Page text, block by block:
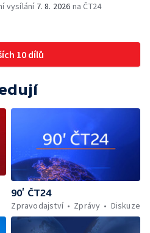
vysílání 7. 8. 2026 na ČT24
10 dílů
90’ ČT24
Zpravodajství
Zprávy Diskuze